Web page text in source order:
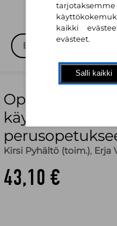
Oppiminen ja
käytännöt
Kirsi Pyhältö (toim.), Erja
43,10 €
kaikki
evästeet.
Salli kaikki